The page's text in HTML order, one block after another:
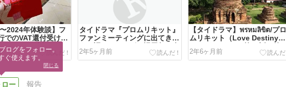
〜2024年体験談】フ
でのVAT還付受け取
もかかった話
Free】
タイドラマ『プロムリキット』
ファンミーティングに出てきた
タイ語のことわざ・慣用句（全
12フレーズ）
2年5ヶ月前
【タイドラマ】พรหมลิขิต/プロ
ムリキット（Love Destiny
2）のあらすじ（第21話〜第26
話【最終回】）
2年6ヶ月前
報告
ログをフォロー。
ぐ使えます。
閉じる